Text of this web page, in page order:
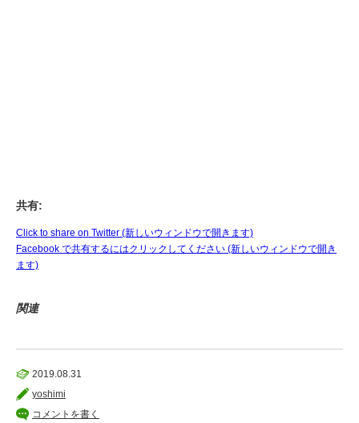
共有:
Click to share on Twitter (新しいウィンドウで開きます)
Facebook で共有するにはクリックしてください (新しいウィンドウで開き
ます)
関連
2019.08.31
yoshimi
コメントを書く